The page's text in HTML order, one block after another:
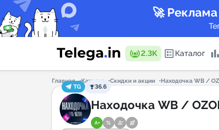
🚀
2.3K Каталог
Каталог
Главная Каталог Скидки и акции
Находочка WB /
TG
36.6
Находочка WB /